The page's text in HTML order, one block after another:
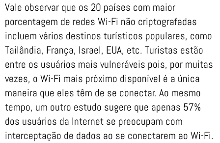
Vale observar que os 20 países com maior
porcentagem de redes Wi-Fi não criptografadas
incluem vários destinos turísticos populares, como
Tailândia, França, Israel, EUA, etc. Turistas estão
entre os usuários mais vulneráveis pois, por muitas
vezes, o Wi-Fi mais próximo disponível é a única
maneira que eles têm de se conectar. Ao mesmo
tempo, um outro estudo sugere que apenas 57%
dos usuários da Internet se preocupam com
interceptação de dados ao se conectarem ao Wi-Fi.